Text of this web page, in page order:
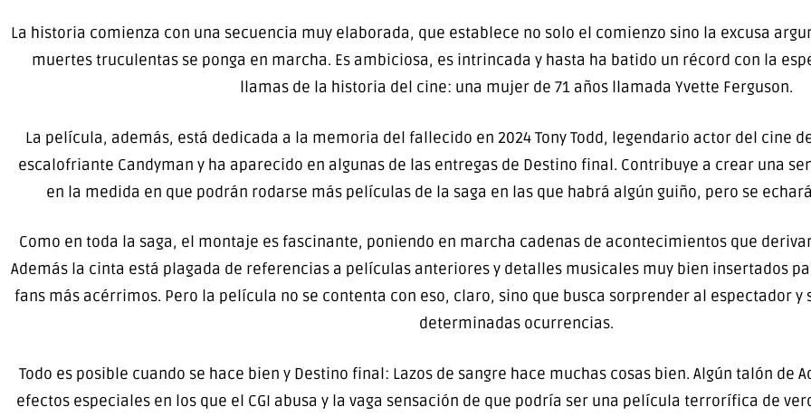
La historia comienza con una secuencia muy elaborada, que establece no solo el comienzo sino la excusa
muertes truculentas se ponga en marcha. Es ambiciosa, es intrincada y hasta ha batido un récord con la
llamas de la historia del cine: una mujer de 71 años llamada Yvette Ferguson.
La película, además, está dedicada a la memoria del fallecido en 2024 Tony Todd, legendario actor del cine
escalofriante Candyman y ha aparecido en algunas de las entregas de Destino final. Contribuye a crear una
en la medida en que podrán rodarse más películas de la saga en las que habrá algún guiño, pero se
Como en toda la saga, el montaje es fascinante, poniendo en marcha cadenas de acontecimientos que
Además la cinta está plagada de referencias a películas anteriores y detalles musicales muy bien insertados
fans más acérrimos. Pero la película no se contenta con eso, claro, sino que busca sorprender al espectador y
determinadas ocurrencias.
Todo es posible cuando se hace bien y Destino final: Lazos de sangre hace muchas cosas bien. Algún talón de
efectos especiales en los que el CGI abusa y la vaga sensación de que podría ser una película terrorífica de